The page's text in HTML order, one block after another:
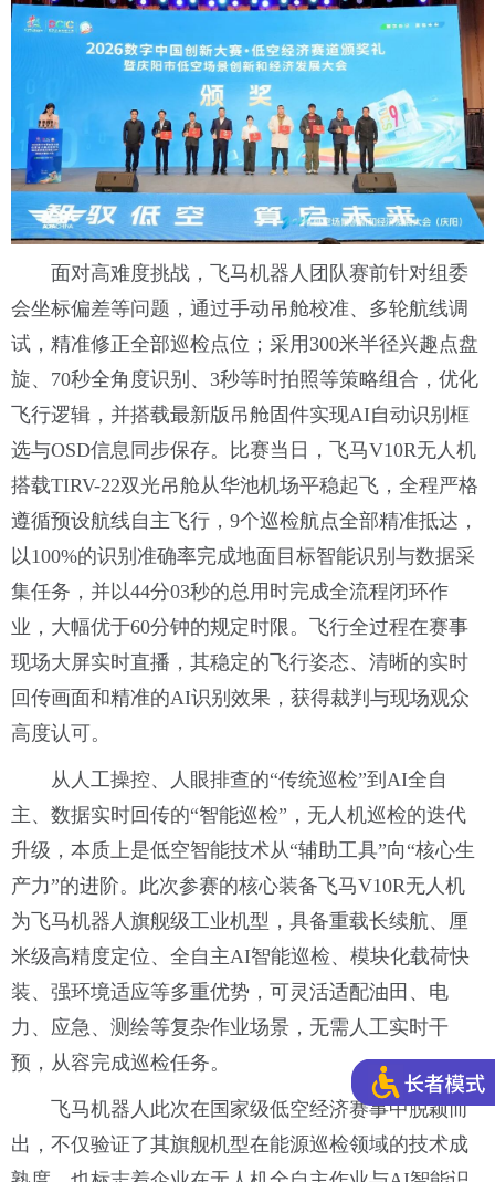
面对高难度挑战，飞马机器人团队赛前针对组委
会坐标偏差等问题，通过手动吊舱校准、多轮航线调
试，精准修正全部巡检点位；采用300米半径兴趣点盘
旋、70秒全角度识别、3秒等时拍照等策略组合，优化
飞行逻辑，并搭载最新版吊舱固件实现AI自动识别框
选与OSD信息同步保存。比赛当日，飞马V10R无人机
搭载TIRV-22双光吊舱从华池机场平稳起飞，全程严格
遵循预设航线自主飞行，9个巡检航点全部精准抵达，
以100%的识别准确率完成地面目标智能识别与数据采
集任务，并以44分03秒的总用时完成全流程闭环作
业，大幅优于60分钟的规定时限。飞行全过程在赛事
现场大屏实时直播，其稳定的飞行姿态、清晰的实时
回传画面和精准的AI识别效果，获得裁判与现场观众
高度认可。
从人工操控、人眼排查的“传统巡检”到AI全自
主、数据实时回传的“智能巡检”，无人机巡检的迭代
升级，本质上是低空智能技术从“辅助工具”向“核心生
产力”的进阶。此次参赛的核心装备飞马V10R无人机
为飞马机器人旗舰级工业机型，具备重载长续航、厘
米级高精度定位、全自主AI智能巡检、模块化载荷快
装、强环境适应等多重优势，可灵活适配油田、电
力、应急、测绘等复杂作业场景，无需人工实时干
预，从容完成巡检任务。
飞马机器人此次在国家级低空经济赛事中脱颖而
出，不仅验证了其旗舰机型在能源巡检领域的技术成